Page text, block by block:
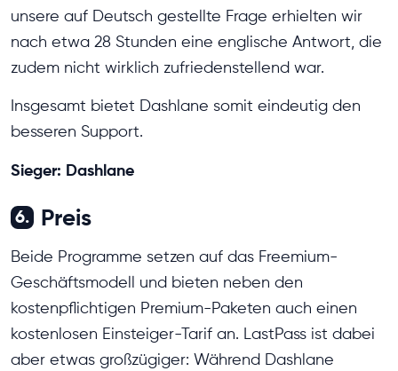
unsere auf Deutsch gestellte Frage erhielten wir
nach etwa 28 Stunden eine englische Antwort, die
zudem nicht wirklich zufriedenstellend war.
Insgesamt bietet Dashlane somit eindeutig den
besseren Support.
Sieger: Dashlane
6. Preis
Beide Programme setzen auf das Freemium-
Geschäftsmodell und bieten neben den
kostenpflichtigen Premium-Paketen auch einen
kostenlosen Einsteiger-Tarif an. LastPass ist dabei
aber etwas großzügiger: Während Dashlane